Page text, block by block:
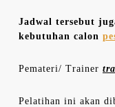
Jadwal tersebut
kebutuhan calon
Pemateri/ Trainer
Pelatihan ini akan